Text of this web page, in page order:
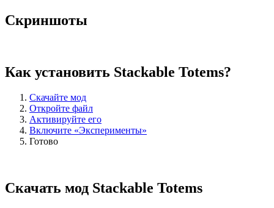
Скриншоты
Как установить Stackable Totems?
Скачайте мод
Откройте файл
Активируйте его
Включите «Эксперименты»
Готово
Скачать мод Stackable Totems